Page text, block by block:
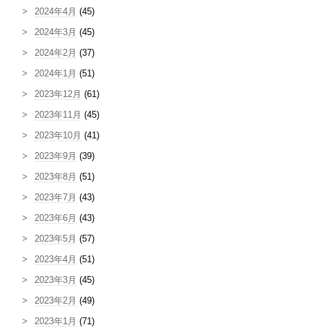
2024年4月 (45)
2024年3月 (45)
2024年2月 (37)
2024年1月 (51)
2023年12月 (61)
2023年11月 (45)
2023年10月 (41)
2023年9月 (39)
2023年8月 (51)
2023年7月 (43)
2023年6月 (43)
2023年5月 (57)
2023年4月 (51)
2023年3月 (45)
2023年2月 (49)
2023年1月 (71)